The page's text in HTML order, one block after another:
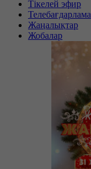
Тікелей эфир
Телебағдарлама
Жаңалықтар
Жобалар